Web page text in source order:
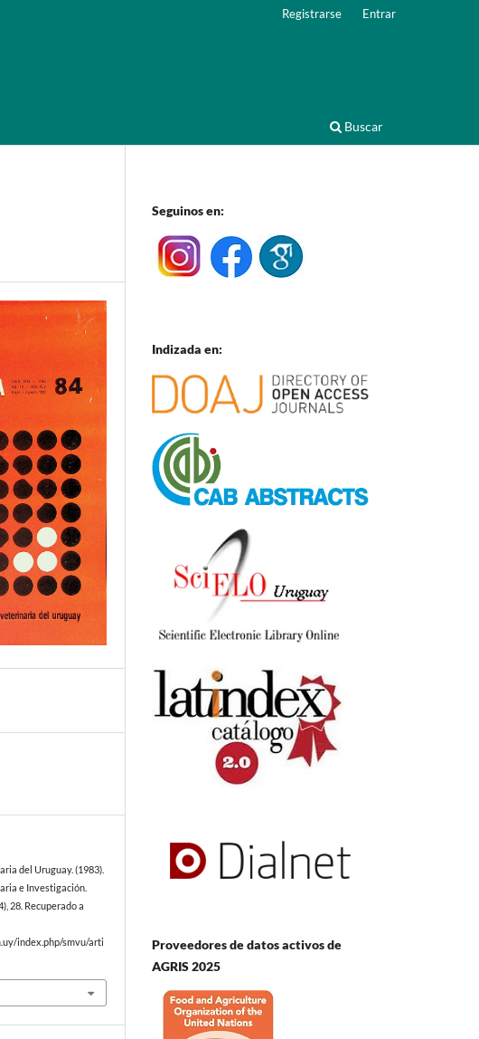
Buscar
Registrarse Entrar
del Uruguay. (1983).
e Investigación.
28. Recuperado a
index.php/smvu/arti
Seguinos en:
Indizada en:
Proveedores de datos activos de
AGRIS 2025